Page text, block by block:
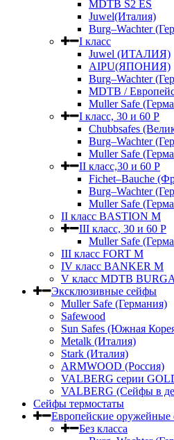
MDTB S2 ES
Juwel(Италия)
Burg–Wachter
I класс
Juwel (ИТАЛИЯ)
AIPU(ЯПОНИЯ)
Burg–Wachter
MDTB /
Muller Safe
I класс, 30 и 60 P
Chubbsafes
Burg–Wachter
Muller Safe
II класс,30 и 60 P
Fichet–Bauche
Burg–Wachter
Muller Safe
II класс BASTION M
III класс, 30 и 60 P
Muller Safe
III класс FORT M
IV класс BANKER M
V класс МDTB
Эксклюзивные сейфы
Muller Safe (Германия)
Safewood
Sun Safes (Южная
Metalk (Италия)
Stark (Италия)
ARMWOOD (Россия)
VALBERG серии
VALBERG (Сейфы в
Сейфы термостаты
Европейские
Без класса